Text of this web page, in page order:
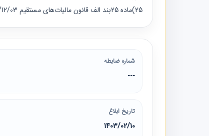
25)ماده 25بند الف قانون مالیات‌های مستقیم 1366/12/03باب پنجم- سازمان تشخیص و مراجع مالیاتی (از ماده 219 تا ماده 282)فصل دوم- ترتیب رسیدگی (از ماده 236 تا ماده 243)ماده 242"
شماره ضابطه
---
تاریخ ابلاغ
1403/02/10